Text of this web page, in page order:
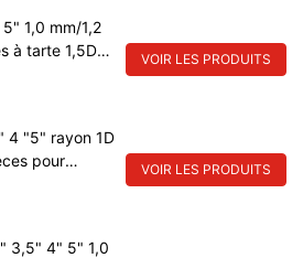
1,0 mm/1,2
à tarte 1,5D
VOIR LES PRODUITS
4 "5" rayon 1D
pour
VOIR LES PRODUITS
3,5" 4" 5" 1,0